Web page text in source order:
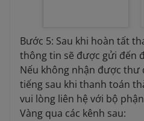
Bước 5: Sau khi hoàn tất
thông tin sẽ được gửi đến
Nếu không nhận được thư
tiếng sau khi thanh toán
vui lòng liên hệ với bộ
Vàng qua các kênh sau: